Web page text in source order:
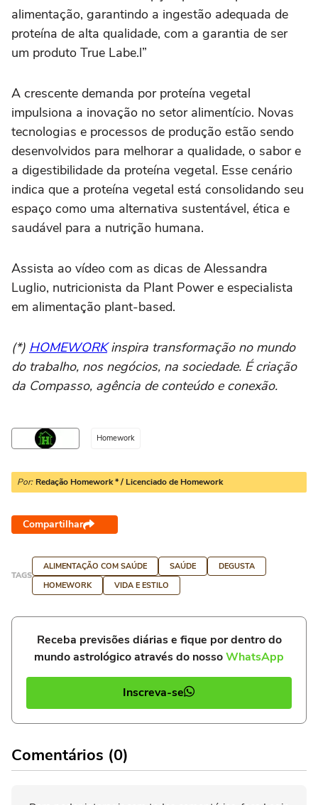
alimentação, garantindo a ingestão adequada de
proteína de alta qualidade, com a garantia de ser
um produto True Labe.l”
A crescente demanda por proteína vegetal
impulsiona a inovação no setor alimentício. Novas
tecnologias e processos de produção estão sendo
desenvolvidos para melhorar a qualidade, o sabor e
a digestibilidade da proteína vegetal. Esse cenário
indica que a proteína vegetal está consolidando seu
espaço como uma alternativa sustentável, ética e
saudável para a nutrição humana.
Assista ao vídeo com as dicas de Alessandra
Luglio, nutricionista da Plant Power e especialista
em alimentação plant-based.
(*) HOMEWORKinspira transformação no mundo
do trabalho, nos negócios, na sociedade. É criação
da Compasso, agência de conteúdo e conexão.
Homework
Por: Redação Homework * / Licenciado de Homework
Compartilhar
TAGS
ALIMENTAÇÃO COM SAÚDE SAÚDE
DEGUSTA
HOMEWORK
VIDA E ESTILO
Receba previsões diárias e fique por dentro do
mundo astrológico através do nossoWhatsApp
Inscreva-se
Comentários (0)